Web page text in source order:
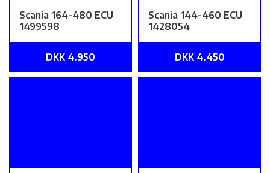
Scania 164-480 ECU
1499598
DKK 4.950
Scania 144-460 ECU
1428054
DKK 4.450